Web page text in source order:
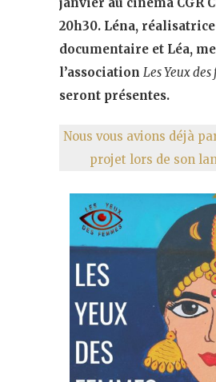
20h30. Léna,
documentaire et Léa,
l’association Les Yeux
seront présentes.
Nous vous avions déjà
projet lors de son